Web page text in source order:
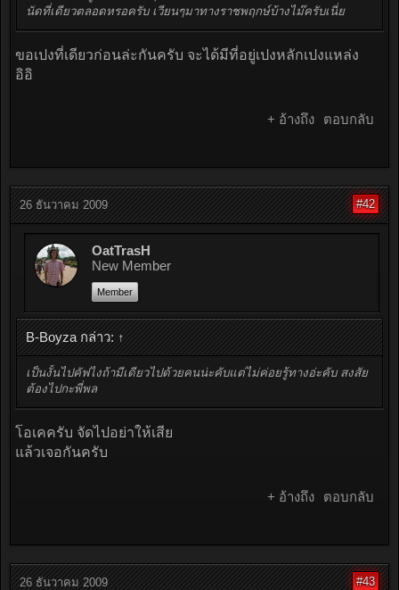
นัดที่เดียวตลอดหรอครับ เวียนๆมาทางราชพฤกษ์บ้างไม๊ครับเนี่ย
ขอเปงที่เดียวก่อนล่ะกันครับ จะได้มีที่อยู่เปงหลักเปงแหล่ง
อิอิ
+ อ้างถึง ตอบกลับ
26 ธันวาคม 2009 #42
OatTrasH
New Member
Member
B-Boyza กล่าว: ↑
เป็นงั้นไปคัฟไงถ้ามีเดียวไปด้วยคนน่ะคับแต่ไม่ค่อยรู้ทางอ่ะคับ สงสัย
ต้องไปกะพี่พล
โอเคครับ จัดไปอย่าให้เสีย
แล้วเจอกันครับ
+ อ้างถึง ตอบกลับ
26 ธันวาคม 2009 #43